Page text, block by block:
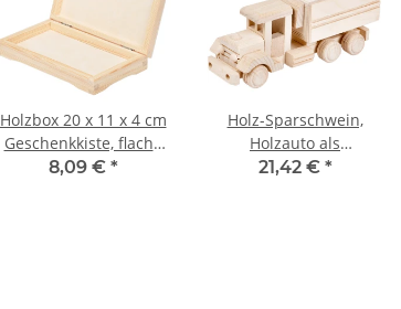
Holzbox 20 x 11 x 4 cm
Geschenkkiste, flache
Kiste aus Holz
8,09 € *
Holz-Sparschwein,
Holzauto als
Sparbüchse,
21,42 € *